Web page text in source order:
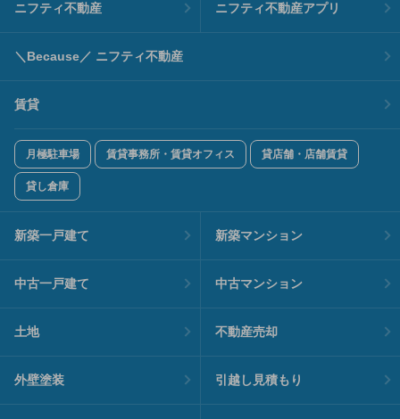
ニフティ不動産 ニフティ不動産アプリ
＼Because／ ニフティ不動産
賃貸
月極駐車場 賃貸事務所・賃貸オフィス 貸店舗・店舗賃貸
貸し倉庫
新築一戸建て 新築マンション
中古一戸建て 中古マンション
土地 不動産売却
外壁塗装 引越し見積もり